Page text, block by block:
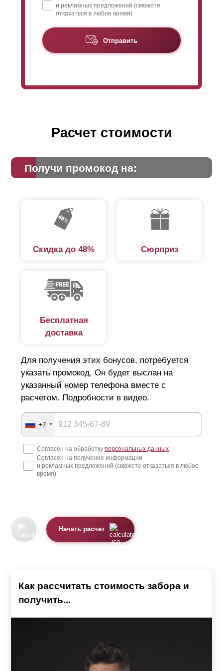
конструкторские разработки. Все ограничения в
и рекламных предложений (сможете
отказаться в любое время)
Отправить
Расчет стоимости
Получи промокод на:
Скидка до 48% Сюрприз
Бесплатная
доставка
Для получения этих бонусов, потребуется
указать промокод. Он будет выслан на
указанный номер телефона вместе с
расчетом. Подробности в видео.
+7
Согласен на обработку персональных данных
Согласен на получение информации
и рекламных предложений (сможете отказаться в любое
время)
Начать расчет
Как рассчитать стоимость забора и
получить...